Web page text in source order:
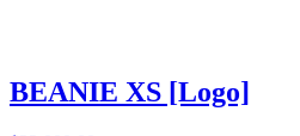
BEANIE XS [Logo]